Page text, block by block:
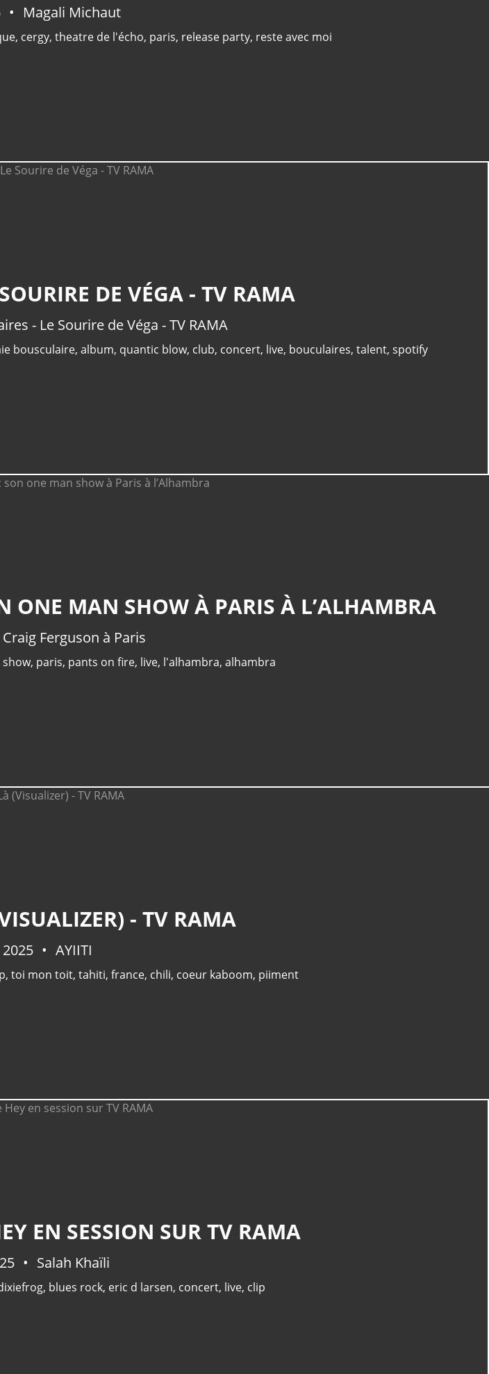
Magali Michaut
, cergy, theatre de l'écho, paris, release party, reste avec moi
DE VÉGA - TV RAMA
- Le Sourire de Véga - TV RAMA
bousculaire, album, quantic blow, club, concert, live, bouculaires, talent, spotify
ONE MAN SHOW À PARIS À L’ALHAMBRA
Craig Ferguson à Paris
show, paris, pants on fire, live, l'alhambra, alhambra
- TV RAMA
AYIITI
, toi mon toit, tahiti, france, chili, coeur kaboom, piiment
EN SESSION SUR TV RAMA
Salah Khaïli
, blues rock, eric d larsen, concert, live, clip